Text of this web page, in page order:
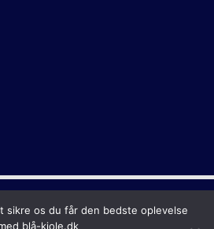
© 2026 Blå Kjole
sikre os du får den bedste oplevelse
blå-kjole.dk